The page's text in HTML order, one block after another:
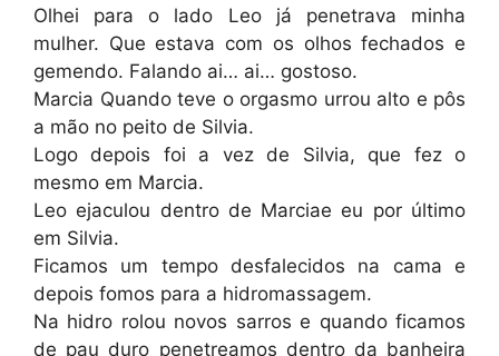
Olhei para o lado Leo já penetrava minha
mulher. Que estava com os olhos fechados e
gemendo. Falando ai… ai… gostoso.
Marcia Quando teve o orgasmo urrou alto e pôs
a mão no peito de Silvia.
Logo depois foi a vez de Silvia, que fez o
mesmo em Marcia.
Leo ejaculou dentro de Marciae eu por último
em Silvia.
Ficamos um tempo desfalecidos na cama e
depois fomos para a hidromassagem.
Na hidro rolou novos sarros e quando ficamos
de pau duro penetreamos dentro da banheira